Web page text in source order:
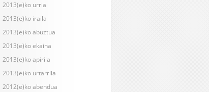
2013(e)ko urria
2013(e)ko iraila
2013(e)ko abuztua
2013(e)ko ekaina
2013(e)ko apirila
2013(e)ko urtarrila
2012(e)ko abendua